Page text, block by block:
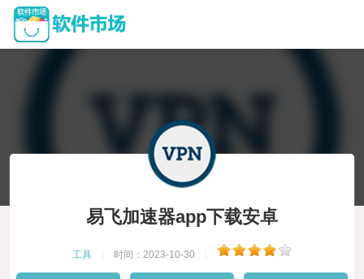
易飞加速器app下载安卓
工具 时间：2023-10-30